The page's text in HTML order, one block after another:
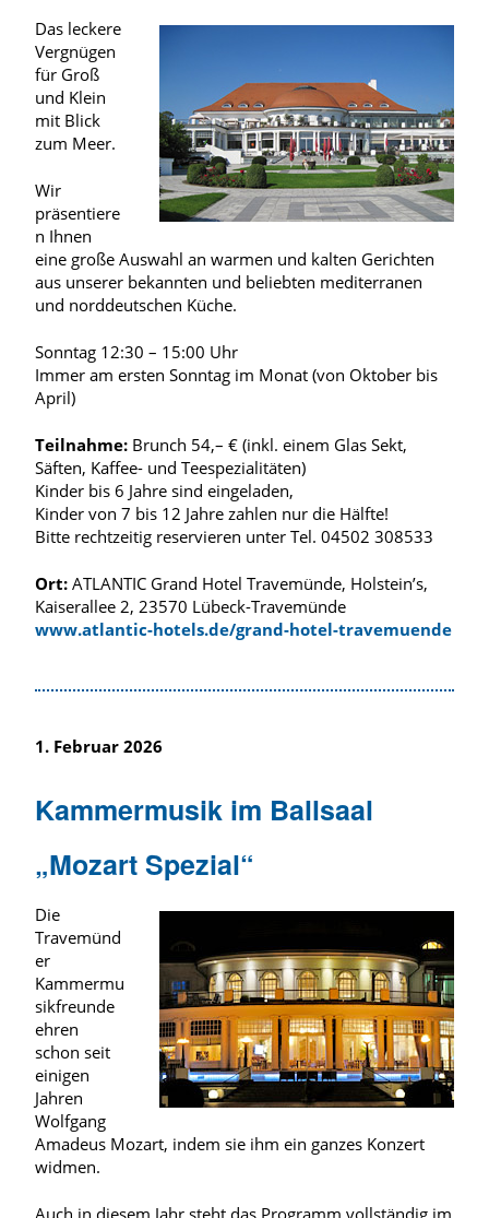
Das leckere
Vergnügen
für Groß
und Klein
mit Blick
zum Meer.
Wir
präsentiere
n Ihnen
eine große Auswahl an warmen und kalten Gerichten
aus unserer bekannten und beliebten mediterranen
und norddeutschen Küche.
Sonntag 12:30 – 15:00 Uhr
Immer am ersten Sonntag im Monat (von Oktober bis
April)
Teilnahme: Brunch 54,– € (inkl. einem Glas Sekt,
Säften, Kaffee- und Teespezialitäten)
Kinder bis 6 Jahre sind eingeladen,
Kinder von 7 bis 12 Jahre zahlen nur die Hälfte!
Bitte rechtzeitig reservieren unter Tel. 04502 308533
Ort: ATLANTIC Grand Hotel Travemünde, Holstein’s,
Kaiserallee 2, 23570 Lübeck-Travemünde
www.atlantic-hotels.de/grand-hotel-travemuende
1. Februar 2026
Kammermusik im Ballsaal
„Mozart Spezial“
Die
Travemünd
er
Kammermu
sikfreunde
ehren
schon seit
einigen
Jahren
Wolfgang
Amadeus Mozart, indem sie ihm ein ganzes Konzert
widmen.